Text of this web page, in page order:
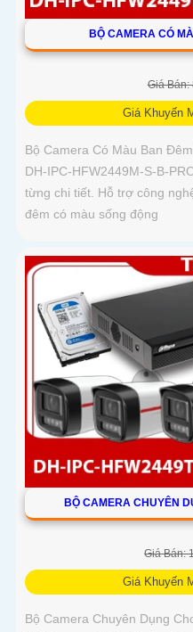
BỘ CAMERA CÓ
Giá Bán:
Giá Khuyến
Bộ Camera Có Màu Ban
DH-IPC-HFW2449M-S-B-
từng chi tiết. Hỗ trợ công
đêm có màu sống động
BỘ CAMERA CHUYÊN
Giá Bán:
Giá Khuyến
Bộ Camera Chuyên Dụng